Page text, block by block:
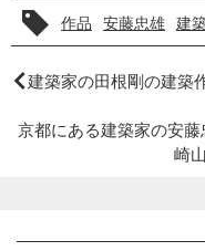
作品 安藤忠雄 建
建築家の田根剛の建築
京都にある建築家の安
崎